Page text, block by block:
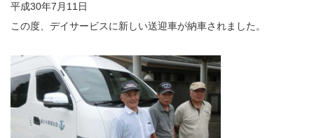
平成30年7月 11日
この度、デイサービスに新しい送迎車が納車されました。